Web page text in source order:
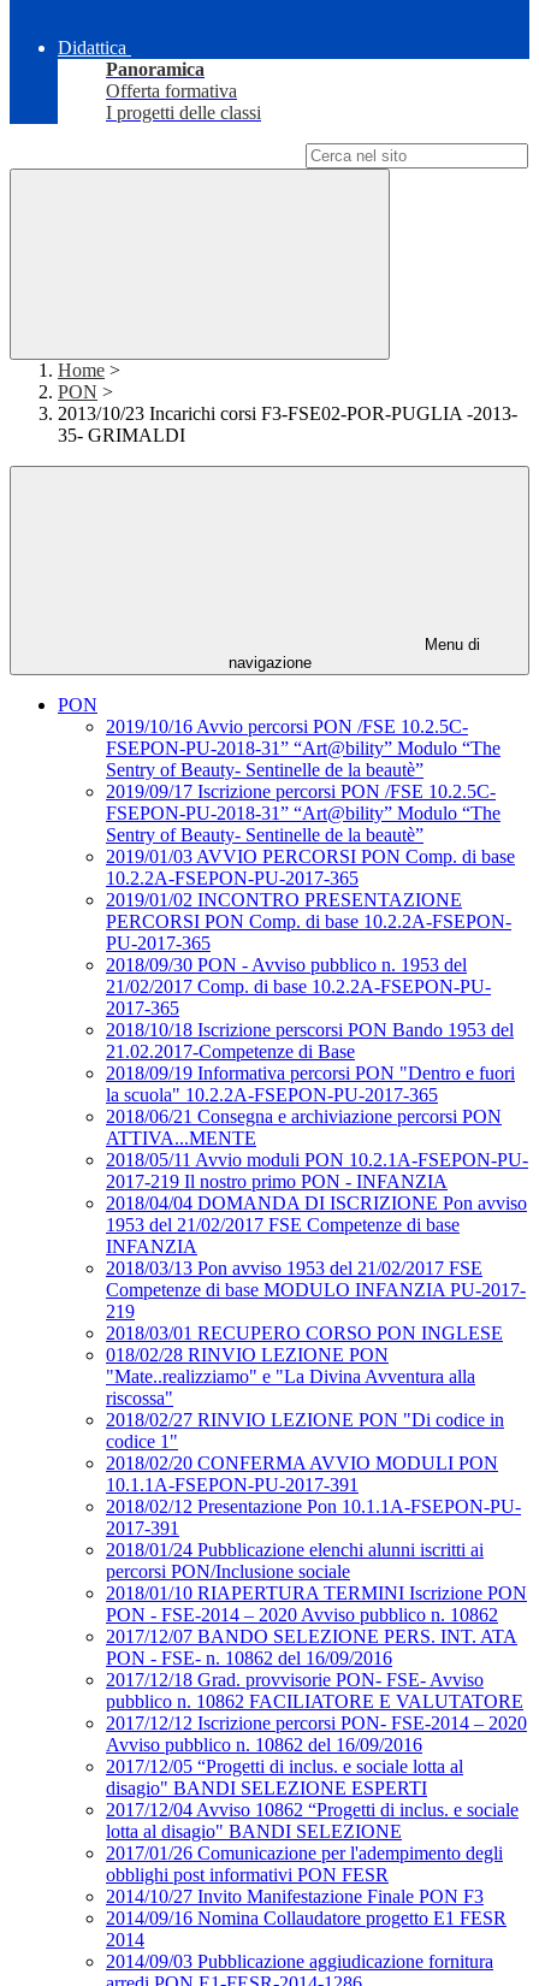
Didattica
Panoramica
Offerta formativa
I progetti delle classi
Home >
PON >
2013/10/23 Incarichi corsi F3-FSE02-POR-PUGLIA -2013-
35- GRIMALDI
Menu di
navigazione
PON
2019/10/16 Avvio percorsi PON /FSE 10.2.5C-
FSEPON-PU-2018-31” “Art@bility” Modulo “The
Sentry of Beauty- Sentinelle de la beautè”
2019/09/17 Iscrizione percorsi PON /FSE 10.2.5C-
FSEPON-PU-2018-31” “Art@bility” Modulo “The
Sentry of Beauty- Sentinelle de la beautè”
2019/01/03 AVVIO PERCORSI PON Comp. di base
10.2.2A-FSEPON-PU-2017-365
2019/01/02 INCONTRO PRESENTAZIONE
PERCORSI PON Comp. di base 10.2.2A-FSEPON-
PU-2017-365
2018/09/30 PON - Avviso pubblico n. 1953 del
21/02/2017 Comp. di base 10.2.2A-FSEPON-PU-
2017-365
2018/10/18 Iscrizione perscorsi PON Bando 1953 del
21.02.2017-Competenze di Base
2018/09/19 Informativa percorsi PON "Dentro e fuori
la scuola" 10.2.2A-FSEPON-PU-2017-365
2018/06/21 Consegna e archiviazione percorsi PON
ATTIVA...MENTE
2018/05/11 Avvio moduli PON 10.2.1A-FSEPON-PU-
2017-219 Il nostro primo PON - INFANZIA
2018/04/04 DOMANDA DI ISCRIZIONE Pon avviso
1953 del 21/02/2017 FSE Competenze di base
INFANZIA
2018/03/13 Pon avviso 1953 del 21/02/2017 FSE
Competenze di base MODULO INFANZIA PU-2017-
219
2018/03/01 RECUPERO CORSO PON INGLESE
018/02/28 RINVIO LEZIONE PON
"Mate..realizziamo" e "La Divina Avventura alla
riscossa"
2018/02/27 RINVIO LEZIONE PON "Di codice in
codice 1"
2018/02/20 CONFERMA AVVIO MODULI PON
10.1.1A-FSEPON-PU-2017-391
2018/02/12 Presentazione Pon 10.1.1A-FSEPON-PU-
2017-391
2018/01/24 Pubblicazione elenchi alunni iscritti ai
percorsi PON/Inclusione sociale
2018/01/10 RIAPERTURA TERMINI Iscrizione PON
PON - FSE-2014 – 2020 Avviso pubblico n. 10862
2017/12/07 BANDO SELEZIONE PERS. INT. ATA
PON - FSE- n. 10862 del 16/09/2016
2017/12/18 Grad. provvisorie PON- FSE- Avviso
pubblico n. 10862 FACILIATORE E VALUTATORE
2017/12/12 Iscrizione percorsi PON- FSE-2014 – 2020
Avviso pubblico n. 10862 del 16/09/2016
2017/12/05 “Progetti di inclus. e sociale lotta al
disagio" BANDI SELEZIONE ESPERTI
2017/12/04 Avviso 10862 “Progetti di inclus. e sociale
lotta al disagio" BANDI SELEZIONE
2017/01/26 Comunicazione per l'adempimento degli
obblighi post informativi PON FESR
2014/10/27 Invito Manifestazione Finale PON F3
2014/09/16 Nomina Collaudatore progetto E1 FESR
2014
2014/09/03 Pubblicazione aggiudicazione fornitura